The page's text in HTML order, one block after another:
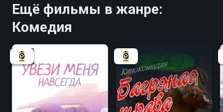
Ещё фильмы в жанре:
Комедия